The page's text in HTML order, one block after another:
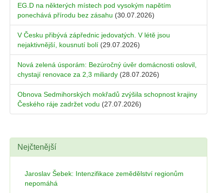
EG.D na některých místech pod vysokým napětím
ponechává přírodu bez zásahu (30.07.2026)
V Česku přibývá zápřednic jedovatých. V létě jsou
nejaktivnější, kousnutí bolí (29.07.2026)
Nová zelená úsporám: Bezúročný úvěr domácnosti oslovil,
chystají renovace za 2,3 miliardy (28.07.2026)
Obnova Sedmihorských mokřadů zvýšila schopnost krajiny
Českého ráje zadržet vodu (27.07.2026)
Nejčtenější
Jaroslav Šebek: Intenzifikace zemědělství regionům
nepomáhá